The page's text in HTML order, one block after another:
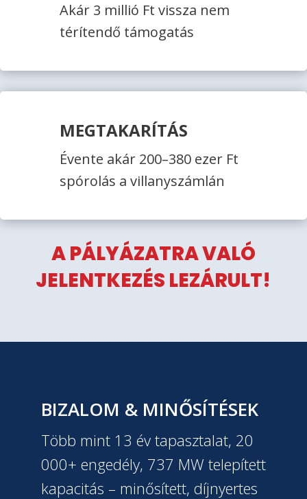
Akár 3 millió Ft vissza nem
térítendő támogatás
MEGTAKARÍTÁS
Évente akár 200–380 ezer Ft
spórolás a villanyszámlán
A PÁLYÁZATRA VALÓ
JELENTKEZÉS LEZÁRULT!
BIZALOM & MINŐSÍTÉSEK
Több mint 13 év tapasztalat, 20
000+ engedély, 737 MW telepített
kapacitás – minősített, díjnyertes